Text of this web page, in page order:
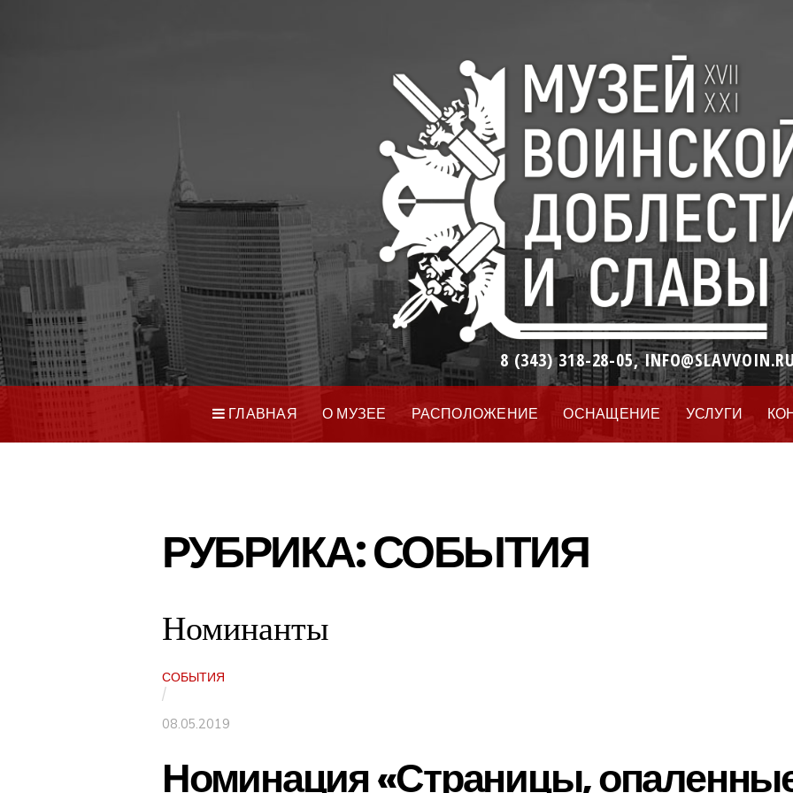
8 (343) 318-28-05,
ГЛАВНАЯ О МУЗЕЕ РАСПОЛОЖЕНИЕ ОСНАЩЕНИЕ УСЛУГИ
РУБРИКА: СОБЫТИЯ
Номинанты
СОБЫТИЯ
/
08.05.2019
Номинация «Страницы,